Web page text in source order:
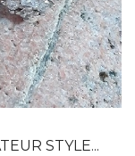
STYLE...